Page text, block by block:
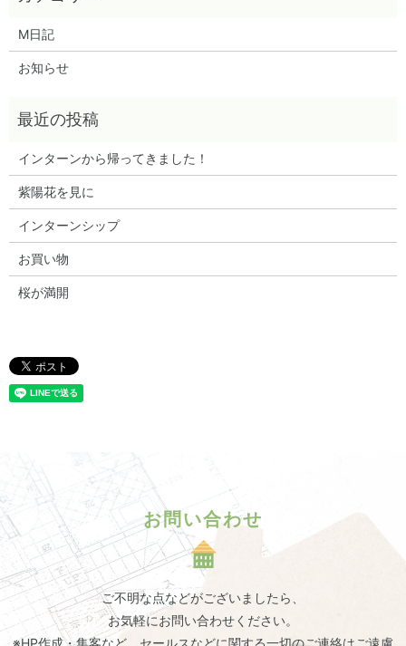
M日記
お知らせ
インターンから帰ってきました！
紫陽花を見に
インターンシップ
お買い物
桜が満開
お問い合わせ
ご不明な点などがございましたら、
お気軽にお問い合わせください。
※HP作成・集客など、セールスなどに関する一切のご連絡はご遠慮